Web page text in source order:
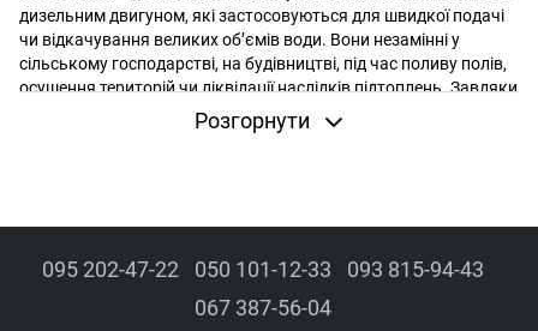
дизельним двигуном, які застосовуються для швидкої подачі
чи відкачування великих об’ємів води. Вони незамінні у
сільському господарстві, на будівництві, під час поливу полів,
осушення територій чи ліквідації наслідків підтоплень. Завдяки
автономності та високій потужності мотопомпи ефективно
працюють навіть у місцях без доступу до електромережі.
незалежно від електрики.
Висока швидкість перекачування– здатні переміщати
значні об’єми рідини.
Широке застосування– підходять для поливу, осушення,
Розгорнути
095 202-47-22 050 101-12-33
093 815-94-43
067 387-56-04